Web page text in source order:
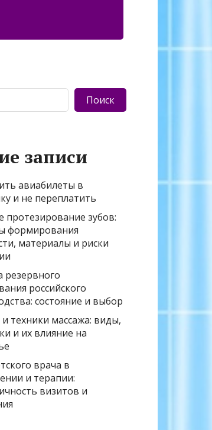
Поиск
записи
авиабилеты в
и не переплатить
протезирование зубов:
формирования
материалы и риски
резервного
российского
состояние и выбор
техники массажа: виды,
и их влияние на
врача в
и терапии:
визитов и